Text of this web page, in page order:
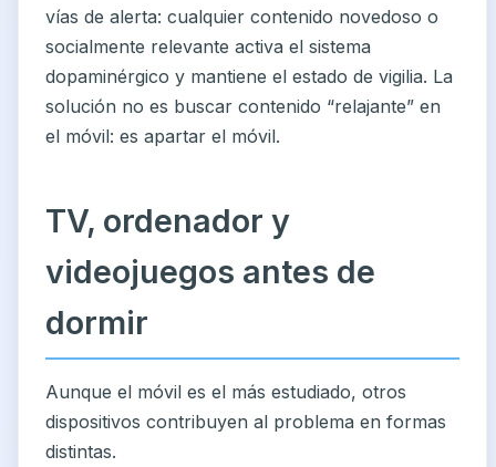
vías de alerta: cualquier contenido novedoso o
socialmente relevante activa el sistema
dopaminérgico y mantiene el estado de vigilia. La
solución no es buscar contenido “relajante” en
el móvil: es apartar el móvil.
TV, ordenador y
videojuegos antes de
dormir
Aunque el móvil es el más estudiado, otros
dispositivos contribuyen al problema en formas
distintas.